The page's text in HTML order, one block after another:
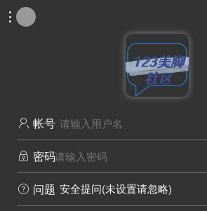

 帐号
 密码
 问题 安全提问(未设置请忽略)